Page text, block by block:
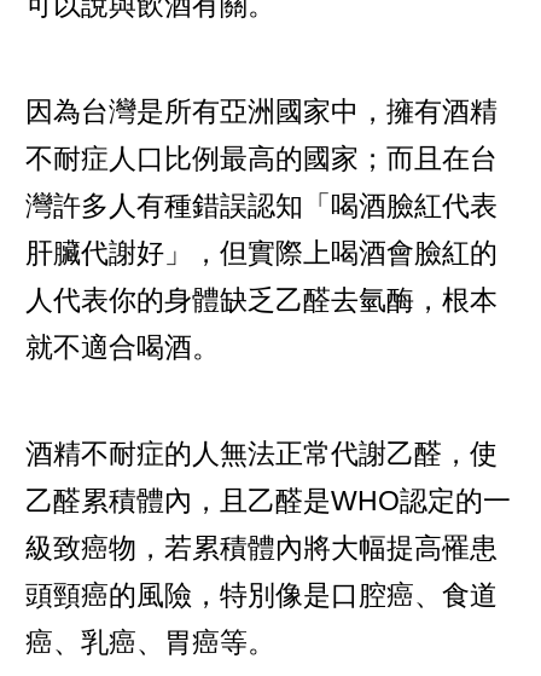
因為台灣是所有亞洲國家中，擁有酒精
不耐症人口比例最高的國家；而且在台
灣許多人有種錯誤認知「喝酒臉紅代表
肝臟代謝好」，但實際上喝酒會臉紅的
人代表你的身體缺乏乙醛去氫酶，根本
就不適合喝酒。
酒精不耐症的人無法正常代謝乙醛，使
乙醛累積體內，且乙醛是WHO認定的一
級致癌物，若累積體內將大幅提高罹患
頭頸癌的風險，特別像是口腔癌、食道
癌、乳癌、胃癌等。